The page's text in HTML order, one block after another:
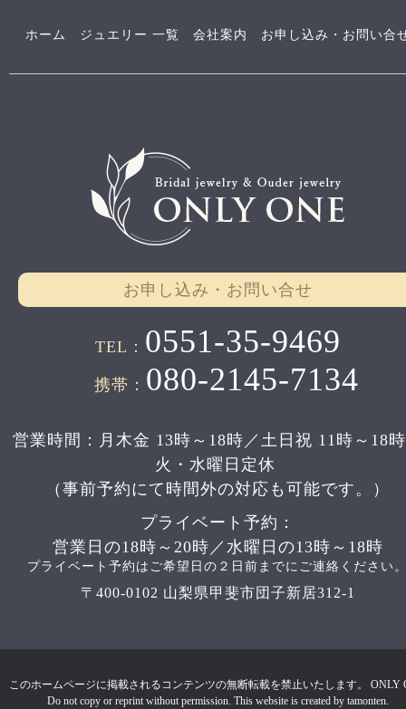
ホーム ジュエリー 一覧 会社案内 お申し込み・お問い合
お申し込み・お問い合せ
TEL： 0551-35-9469
携帯： 080-2145-7134
営業時間：月木金 13時～18時／土日祝 11時～18
火・水曜日定休
（事前予約にて時間外の対応も可能です。）
プライベート予約：
営業日の18時～20時／水曜日の13時～18時
プライベート予約はご希望日の２日前までにご連絡ください
〒400-0102 山梨県甲斐市団子新居312-1
このホームページに掲載されるコンテンツの無断転載を禁止いたします。 ONLY
Do not copy or reprint without permission. This website is created by tamonten.